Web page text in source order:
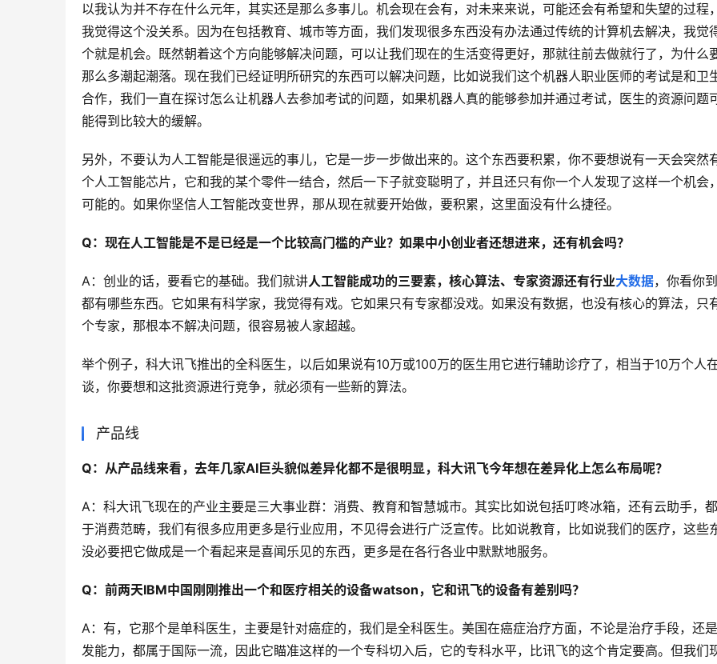
以我认为并不存在什么元年，其实还是那么多事儿。机会现在会有，对未来来说，可能还会有希望和失望的过程
我觉得这个没关系。因为在包括教育、城市等方面，我们发现很多东西没有办法通过传统的计算机去解决，我觉
个就是机会。既然朝着这个方向能够解决问题，可以让我们现在的生活变得更好，那就往前去做就行了，为什么
那么多潮起潮落。现在我们已经证明所研究的东西可以解决问题，比如说我们这个机器人职业医师的考试是和卫
合作，我们一直在探讨怎么让机器人去参加考试的问题，如果机器人真的能够参加并通过考试，医生的资源问题
能得到比较大的缓解。
另外，不要认为人工智能是很遥远的事儿，它是一步一步做出来的。这个东西要积累，你不要想说有一天会突然
个人工智能芯片，它和我的某个零件一结合，然后一下子就变聪明了，并且还只有你一个人发现了这样一个机会
可能的。如果你坚信人工智能改变世界，那从现在就要开始做，要积累，这里面没有什么捷径。
Q： 现在人工智能是不是已经是一个比较高门槛的产业？ 如果中小创业者还想进来，还有机会吗？
A：创业的话，要看它的基础。我们就讲人工智能成功的三要素，核心算法、专家资源还有行业大数据，你看你
都有哪些东西。它如果有科学家，我觉得有戏。它如果只有专家都没戏。如果没有数据，也没有核心的算法，只
个专家，那根本不解决问题，很容易被人家超越。
举个例子，科大讯飞推出的全科医生，以后如果说有10万或100万的医生用它进行辅助诊疗了，相当于10万个人
谈，你要想和这批资源进行竞争，就必须有一些新的算法。
产品线
Q：从产品线来看，去年几家AI巨头貌似差异化都不是很明显，科大讯飞今年想在差异化上怎么布局呢？
A：科大讯飞现在的产业主要是三大事业群：消费、教育和智慧城市。其实比如说包括叮咚冰箱，还有云助手，
于消费范畴，我们有很多应用更多是行业应用，不见得会进行广泛宣传。比如说教育，比如说我们的医疗，这些
没必要把它做成是一个看起来是喜闻乐见的东西，更多是在各行各业中默默地服务。
Q：前两天IBM中国刚刚推出一个和医疗相关的设备watson，它和讯飞的设备有差别吗？
A：有，它那个是单科医生，主要是针对癌症的，我们是全科医生。美国在癌症治疗方面，不论是治疗手段，还
发能力，都属于国际一流，因此它瞄准这样的一个专科切入后，它的专科水平，比讯飞的这个肯定要高。但我们